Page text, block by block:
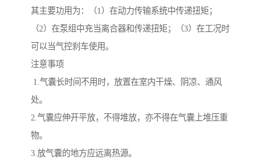
其主要功用为：（1）在动力传输系统中传递扭矩；
（2）在泵组中充当离合器和传递扭矩；（3）在工况时
可以当气控刹车使用。
注意事项
1.气囊长时间不用时，放置在室内干燥、阴凉、通风
处。
2.气囊应伸开平放，不得堆放，亦不得在气囊上堆压重
物。
3.放气囊的地方应远离热源。